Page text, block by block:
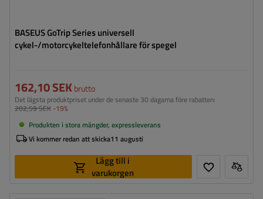
BASEUS GoTrip Series universell
cykel-/motorcykeltelefonhållare för spegel
162,10 SEKbrutto
Det lägsta produktpriset under de senaste 30 dagarna före rabatten:
202,59 SEK -19%
Produkten i stora mängder, expressleverans
Vi kommer redan att skicka11 augusti
Lägg till i
varukorgen